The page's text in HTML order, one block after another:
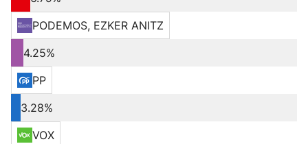
PODEMOS, EZKER ANITZ
4.25%
PP
3.28%
VOX